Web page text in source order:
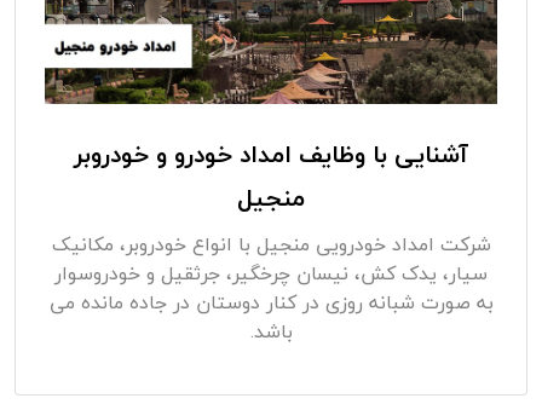
آشنایی با وظایف امداد خودرو و خودروبر
منجیل
شرکت امداد خودرویی منجیل با انواع خودروبر، مکانیک
سیار، یدک کش، نیسان چرخگیر، جرثقیل و خودروسوار
به صورت شبانه روزی در کنار دوستان در جاده مانده می
باشد.